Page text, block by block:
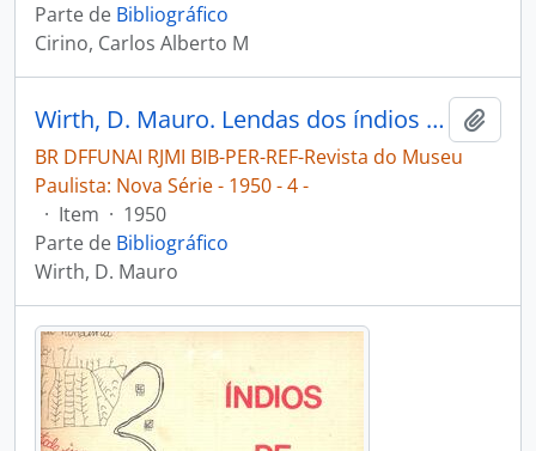
Parte de Bibliográfico
Cirino, Carlos Alberto M
Wirth, D. Mauro. Lendas dos índios Vapidiana [Revista do Museu Paulista: Nova Série]
BR DFFUNAI RJMI BIB-PER-REF-Revista do Museu
Paulista: Nova Série - 1950 - 4 -
· Item · 1950
Parte de Bibliográfico
Wirth, D. Mauro